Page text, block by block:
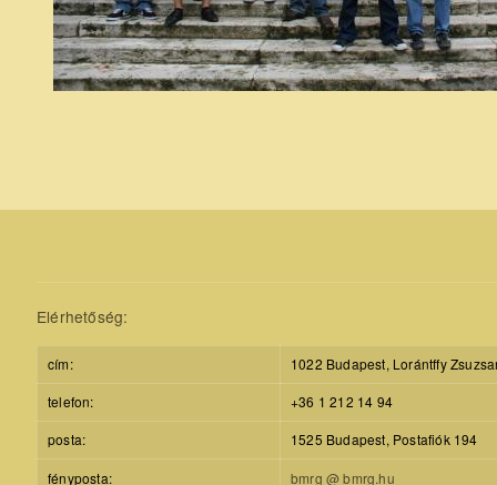
Elérhetőség:
cím:
1022 Budapest, Lorántffy
telefon:
+36 1 212 14 94
posta:
1525 Budapest, Postafiók 194
fényposta: bmrg @ bmrg.hu